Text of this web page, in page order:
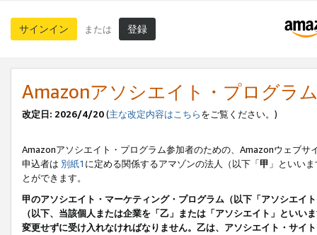
サインイン または 登録
Amazonアソシエイト・プログラ
改定日: 2026/4/20(主な改定内容はこちらをご覧ください。)
Amazonアソシエイト・プログラム参加者のための、Amazonウェブサ
申込者は 別紙1 に定める関係するアマゾンの法人（以下「甲 」といい
とができます。
甲のアソシエイト・マーケティング・プログラム（以下「アソシエイ
（以下、当該個人または企業を「乙」または「アソシエイト」とい
変更せずに受け入れなければなりません。乙は、アソシエイト・サイ